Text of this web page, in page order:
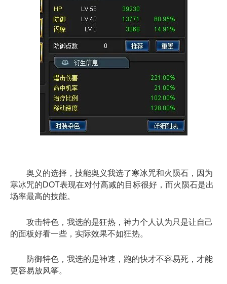
奥义的选择，技能奥义我选了寒冰咒和火陨石，因为
寒冰咒的DOT表现在对付高减的目标很好，而火陨石是出
场率最高的技能。
攻击特色，我选的是狂热，神力个人认为只是让自己
的面板好看一些，实际效果不如狂热。
防御特色，我选的是神速，跑的快才不容易死，才能
更容易放风筝。